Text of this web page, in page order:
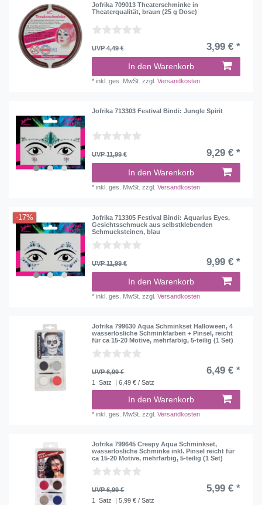
Jofrika 709013 Theaterschminke in
Theaterqualität, braun (25 g Dose)
UVP 4,49 € 3,99 € *
In den Warenkorb
*inkl. ges. MwSt. zzgl.Versandkosten
Jofrika 713303 Festival Bindi: Jungle Spirit
UVP 11,99 € 9,29 € *
In den Warenkorb
*inkl. ges. MwSt. zzgl.Versandkosten
-17%
Jofrika 713305 Festival Bindi: Aquarius Eyes,
Gesichtsschmuck aus selbstklebenden
Schmucksteinen, blau
UVP 11,99 € 9,99 € *
In den Warenkorb
*inkl. ges. MwSt. zzgl.Versandkosten
Jofrika 799630 Aqua Schminkset Halloween, 4
wasserlösliche Schminkfarben + Pinsel, reicht
für ca 15-20 Motive, mehrfarbig, 5-teilig (1 Set)
UVP 6,99 € 6,49 € *
1 Satz | 6,49 € / Satz
In den Warenkorb
*inkl. ges. MwSt. zzgl.Versandkosten
Jofrika 799645 Creepy Aqua Schminkset,
wasserlösliche Schminke inkl. Pinsel reicht für
ca 15-20 Motive, mehrfarbig, 5-teilig (1 Set)
UVP 6,99 € 5,99 € *
1 Satz | 5,99 € / Satz